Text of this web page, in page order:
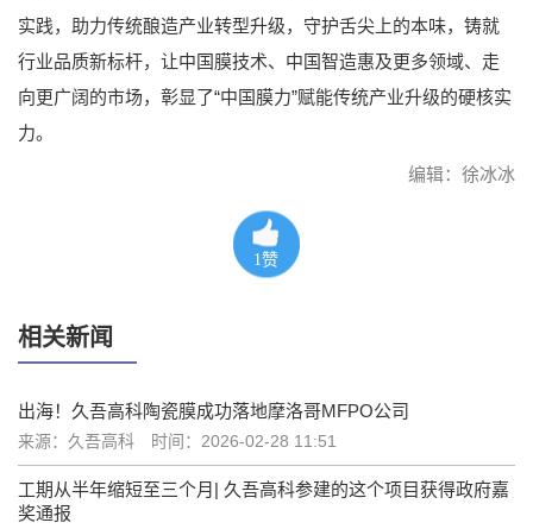
实践，助力传统酿造产业转型升级，守护舌尖上的本味，铸就
行业品质新标杆，让中国膜技术、中国智造惠及更多领域、走
向更广阔的市场，彰显了“中国膜力”赋能传统产业升级的硬核实
力。
编辑：徐冰冰
1赞
相关新闻
出海！久吾高科陶瓷膜成功落地摩洛哥MFPO公司
来源：久吾高科 时间：2026-02-28 11:51
工期从半年缩短至三个月| 久吾高科参建的这个项目获得政府嘉
奖通报